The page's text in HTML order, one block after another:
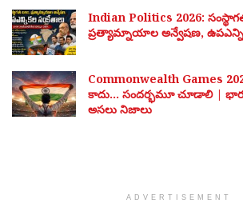
Indian Politics 2026:
ప్రత్యామ్నాయాల అన్వేషణ,
Commonwealth Games
కాదు… సందర్భమూ చూడాలి |
అసలు నిజాలు
ADVERTISEMENT